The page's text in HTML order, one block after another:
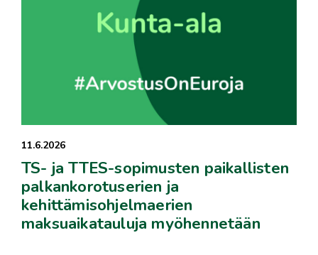
11.6.2026
TS- ja TTES-sopimusten paikallisten
palkankorotuserien ja
kehittämisohjelmaerien
maksuaikatauluja myöhennetään